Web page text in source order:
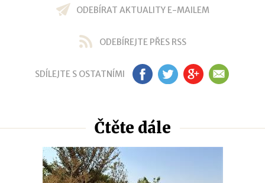
ODEBÍRAT AKTUALITY E-MAILEM
ODEBÍREJTE PŘES RSS
SDÍLEJTE S OSTATNÍMI FB TW GP EM
Čtěte dále